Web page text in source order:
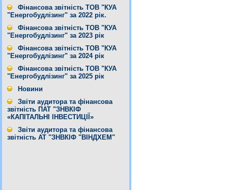
Фінансова звітність ТОВ "КУА
"Енергобудлізинг" за 2022 рік.
Фінансова звітність ТОВ "КУА
"Енергобудлізинг" за 2023 рік
Фінансова звітність ТОВ "КУА
"Енергобудлізинг" за 2024 рік
Фінансова звітність ТОВ "КУА
"Енергобудлізинг" за 2025 рік
Новини
Звіти аудитора та фінансова
звітність ПАТ "ЗНВКІФ
«КАПІТАЛЬНІ ІНВЕСТИЦІЇ»
Звіти аудитора та фінансова
звітність АТ "ЗНВКІФ "ВІНДХЕМ"